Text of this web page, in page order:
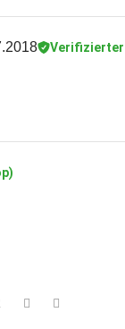
Verifizierter